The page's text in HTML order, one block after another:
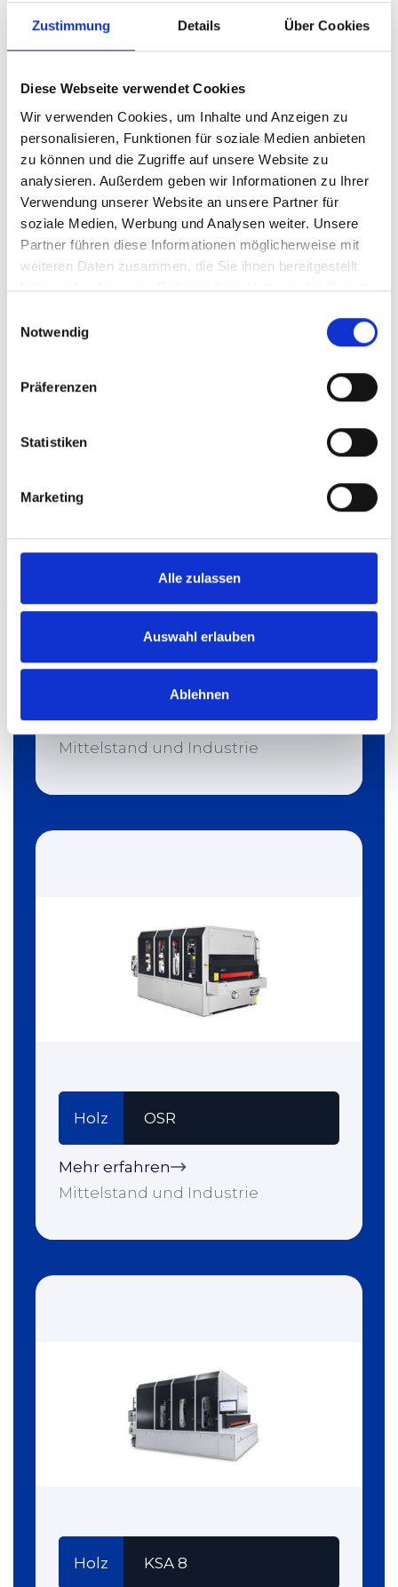
Zustimmung Details Über Cookies
Diese Webseite verwendet Cookies
Wir verwenden Cookies, um Inhalte und Anzeigen zu
personalisieren, Funktionen für soziale Medien anbieten
zu können und die Zugriffe auf unsere Website zu
analysieren. Außerdem geben wir Informationen zu Ihrer
Verwendung unserer Website an unsere Partner für
soziale Medien, Werbung und Analysen weiter. Unsere
Partner führen diese Informationen möglicherweise mit
weiteren Daten zusammen, die Sie ihnen bereitgestellt
haben oder die sie im Rahmen Ihrer Nutzung der Dienste
Notwendig
Präferenzen
Statistiken
Marketing
Alle zulassen
Auswahl erlauben
Ablehnen
Holz MFA 10
Mehr erfahren
Holz MFA 10 U
Mehr erfahren
Mittelstand und Industrie
Holz OSR
Mehr erfahren
Mittelstand und Industrie
Holz KSA 8